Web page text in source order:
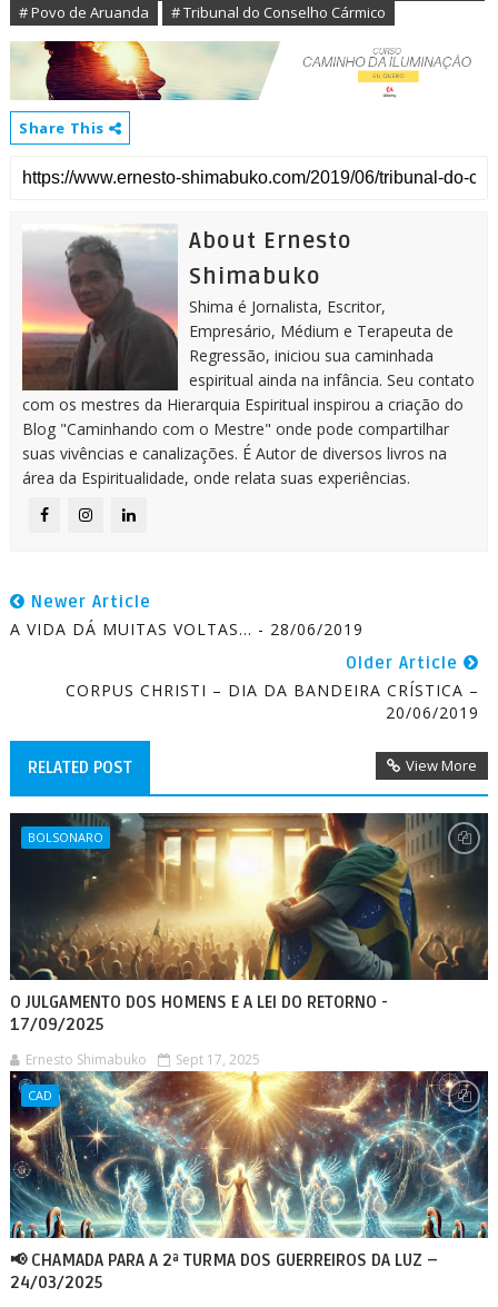
# Povo de Aruanda
# Tribunal do Conselho Cármico
Share This
About Ernesto
Shimabuko
Shima é Jornalista, Escritor,
Empresário, Médium e Terapeuta de
Regressão, iniciou sua caminhada
espiritual ainda na infância. Seu contato
com os mestres da Hierarquia Espiritual inspirou a criação do
Blog "Caminhando com o Mestre" onde pode compartilhar
suas vivências e canalizações. É Autor de diversos livros na
área da Espiritualidade, onde relata suas experiências.
Newer Article
A VIDA DÁ MUITAS VOLTAS... - 28/06/2019
Older Article
CORPUS CHRISTI – DIA DA BANDEIRA CRÍSTICA –
20/06/2019
RELATED POST View More
BOLSONARO
O JULGAMENTO DOS HOMENS E A LEI DO RETORNO -
17/09/2025
Ernesto Shimabuko Sept 17, 2025
CAD
📢 CHAMADA PARA A 2ª TURMA DOS GUERREIROS DA LUZ –
24/03/2025